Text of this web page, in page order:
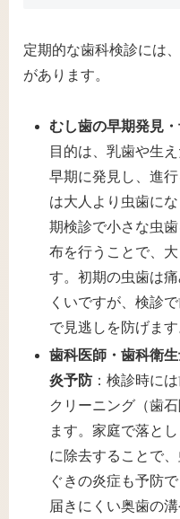
定期的な歯科検診には
があります。
むし歯の早期発見
目的は、乳歯や生
早期に発見し、進
は大人より虫歯に
期検診で小さな虫
布を行うことで、
す。初期の虫歯は
くいですが、検診
で見逃しを防げます
歯科医師・歯科衛
炎予防 ：検診時に
クリーニング（歯
ます。家庭で落と
に除去することで
ぐきの炎症も予防
届きにくい奥歯の